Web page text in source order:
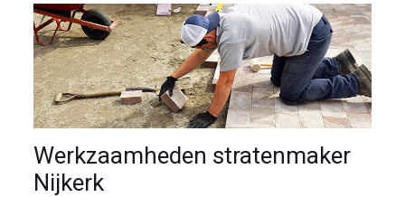
Werkzaamheden stratenmaker
Nijkerk